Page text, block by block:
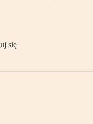
się